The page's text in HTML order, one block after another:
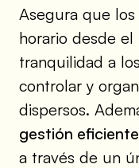
Asegura que
horario desde el
tranquilidad a
controlar y
dispersos.
gestión
a través de un